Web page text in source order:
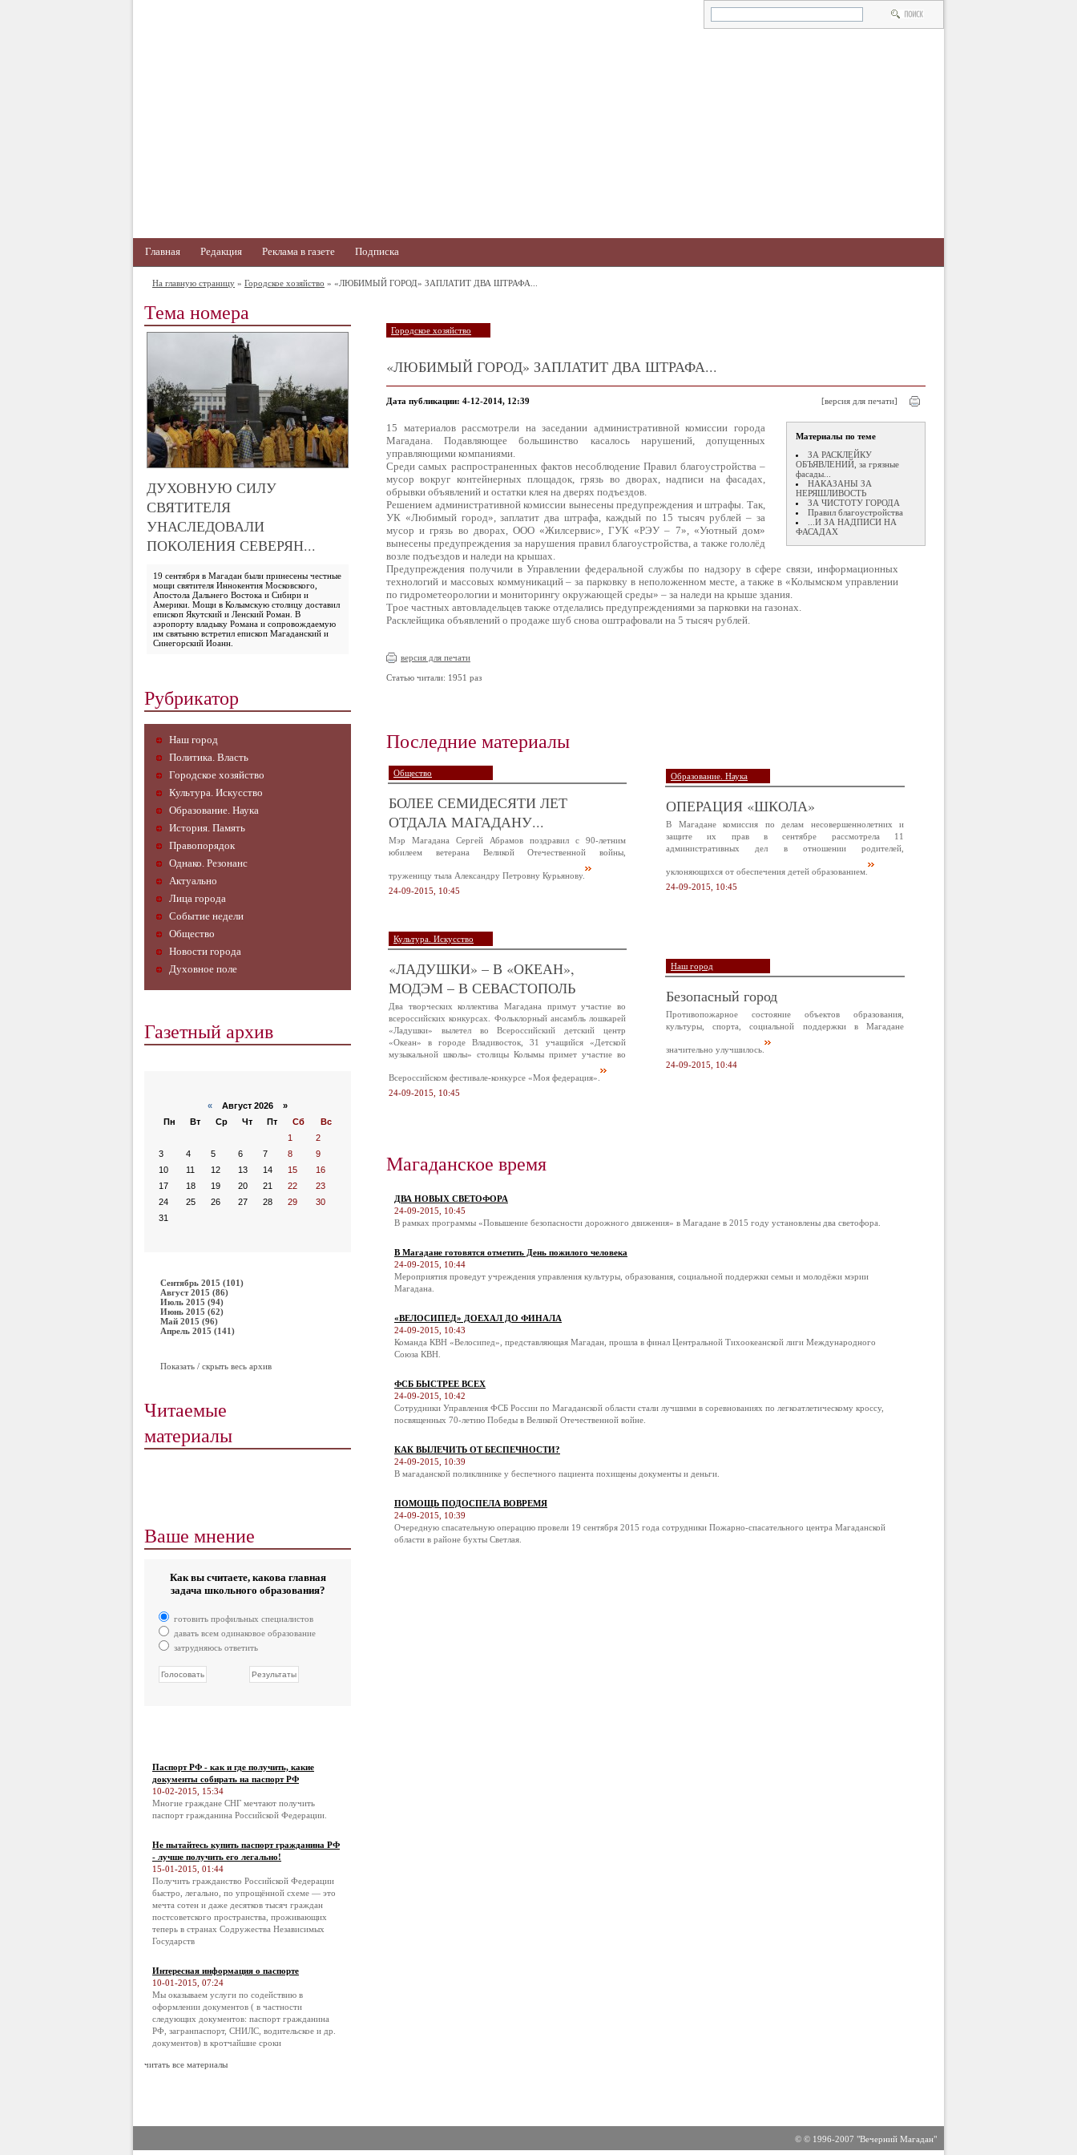
Главная Редакция Реклама в газете Подписка
На главную страницу » Городское хозяйство » «ЛЮБИМЫЙ ГОРОД» ЗАПЛАТИТ ДВА ШТРАФА...
Тема номера
ДУХОВНУЮ СИЛУ
СВЯТИТЕЛЯ
УНАСЛЕДОВАЛИ
ПОКОЛЕНИЯ СЕВЕРЯН...
19 сентября в Магадан были принесены честные
мощи святителя Иннокентия Московского,
Апостола Дальнего Востока и Сибири и
Америки. Мощи в Колымскую столицу доставил
епископ Якутский и Ленский Роман. В
аэропорту владыку Романа и сопровождаемую
им святыню встретил епископ Магаданский и
Синегорский Иоанн.
Рубрикатор
Наш город
Политика. Власть
Городское хозяйство
Культура. Искусство
Образование. Наука
История. Память
Правопорядок
Однако. Резонанс
Актуально
Лица города
Событие недели
Общество
Новости города
Духовное поле
Газетный архив
« Август 2026 »
Пн
Вт Ср Чт Пт Сб
Вс
1
2
3
4 5 6 7 8
9
10
11 12 13 14 15
16
17
18 19 20 21 22
23
24
25 26 27 28 29
30
31
Сентябрь 2015 (101)
Август 2015 (86)
Июль 2015 (94)
Июнь 2015 (62)
Май 2015 (96)
Апрель 2015 (141)
Показать / скрыть весь архив
Читаемые
материалы
Ваше мнение
Как вы считаете, какова главная
задача школьного образования?
готовить профильных специалистов
давать всем одинаковое образование
затрудняюсь ответить
Паспорт РФ - как и где получить, какие
документы собирать на паспорт РФ
10-02-2015, 15:34
Многие граждане СНГ мечтают получить
паспорт гражданина Российской Федерации.
Не пытайтесь купить паспорт гражданина РФ
- лучше получить его легально!
15-01-2015, 01:44
Получить гражданство Российской Федерации
быстро, легально, по упрощённой схеме — это
мечта сотен и даже десятков тысяч граждан
постсоветского пространства, проживающих
теперь в странах Содружества Независимых
Государств
Интересная информация о паспорте
10-01-2015, 07:24
Мы оказываем услуги по содействию в
оформлении документов ( в частности
следующих документов: паспорт гражданина
РФ, загранпаспорт, СНИЛС, водительское и др.
документов) в кротчайшие сроки
читать все материалы
Городское хозяйство
«ЛЮБИМЫЙ ГОРОД» ЗАПЛАТИТ ДВА ШТРАФА...
Дата публикации: 4-12-2014, 12:39 [версия для печати]
Материалы по теме
ЗА РАСКЛЕЙКУ
ОБЪЯВЛЕНИЙ, за грязные
фасады...
НАКАЗАНЫ ЗА
НЕРЯШЛИВОСТЬ
ЗА ЧИСТОТУ ГОРОДА
Правил благоустройства
...И ЗА НАДПИСИ НА
ФАСАДАХ
15 материалов рассмотрели на заседании административной комиссии города
Магадана. Подавляющее большинство касалось нарушений, допущенных
управляющими компаниями.
Среди самых распространенных фактов несоблюдение Правил благоустройства –
мусор вокруг контейнерных площадок, грязь во дворах, надписи на фасадах,
обрывки объявлений и остатки клея на дверях подъездов.
Решением административной комиссии вынесены предупреждения и штрафы. Так,
УК «Любимый город», заплатит два штрафа, каждый по 15 тысяч рублей – за
мусор и грязь во дворах, ООО «Жилсервис», ГУК «РЭУ – 7», «Уютный дом»
вынесены предупреждения за нарушения правил благоустройства, а также гололёд
возле подъездов и наледи на крышах.
Предупреждения получили в Управлении федеральной службы по надзору в сфере связи, информационных
технологий и массовых коммуникаций – за парковку в неположенном месте, а также в «Колымском управлении
по гидрометеорологии и мониторингу окружающей среды» – за наледи на крыше здания.
Трое частных автовладельцев также отделались предупреждениями за парковки на газонах.
Расклейщика объявлений о продаже шуб снова оштрафовали на 5 тысяч рублей.
версия для печати
Статью читали: 1951 раз
Последние материалы
Общество
БОЛЕЕ СЕМИДЕСЯТИ ЛЕТ
ОТДАЛА МАГАДАНУ...
Мэр Магадана Сергей Абрамов поздравил с 90-летним
юбилеем ветерана Великой Отечественной войны,
труженицу тыла Александру Петровну Курьянову.
24-09-2015, 10:45
Образование. Наука
ОПЕРАЦИЯ «ШКОЛА»
В Магадане комиссия по делам несовершеннолетних и
защите их прав в сентябре рассмотрела 11
административных дел в отношении родителей,
уклоняющихся от обеспечения детей образованием.
24-09-2015, 10:45
Культура. Искусство
«ЛАДУШКИ» – В «ОКЕАН»,
МОДЭМ – В СЕВАСТОПОЛЬ
Два творческих коллектива Магадана примут участие во
всероссийских конкурсах. Фольклорный ансамбль лошкарей
«Ладушки» вылетел во Всероссийский детский центр
«Океан» в городе Владивосток, 31 учащийся «Детской
музыкальной школы» столицы Колымы примет участие во
Всероссийском фестивале-конкурсе «Моя федерация».
24-09-2015, 10:45
Наш город
Безопасный город
Противопожарное состояние объектов образования,
культуры, спорта, социальной поддержки в Магадане
значительно улучшилось.
24-09-2015, 10:44
Магаданское время
ДВА НОВЫХ СВЕТОФОРА
24-09-2015, 10:45
В рамках программы «Повышение безопасности дорожного движения» в Магадане в 2015 году установлены два светофора.
В Магадане готовятся отметить День пожилого человека
24-09-2015, 10:44
Мероприятия проведут учреждения управления культуры, образования, социальной поддержки семьи и молодёжи мэрии
Магадана.
«ВЕЛОСИПЕД» ДОЕХАЛ ДО ФИНАЛА
24-09-2015, 10:43
Команда КВН «Велосипед», представляющая Магадан, прошла в финал Центральной Тихоокеанской лиги Международного
Союза КВН.
ФСБ БЫСТРЕЕ ВСЕХ
24-09-2015, 10:42
Сотрудники Управления ФСБ России по Магаданской области стали лучшими в соревнованиях по легкоатлетическому кроссу,
посвященных 70-летию Победы в Великой Отечественной войне.
КАК ВЫЛЕЧИТЬ ОТ БЕСПЕЧНОСТИ?
24-09-2015, 10:39
В магаданской поликлинике у беспечного пациента похищены документы и деньги.
ПОМОЩЬ ПОДОСПЕЛА ВОВРЕМЯ
24-09-2015, 10:39
Очередную спасательную операцию провели 19 сентября 2015 года сотрудники Пожарно-спасательного центра Магаданской
области в районе бухты Светлая.
© © 1996-2007 "Вечерний Магадан"